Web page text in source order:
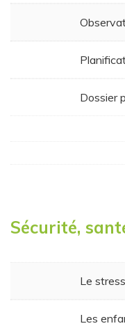
Dossier
Sécurité,
Le
Les